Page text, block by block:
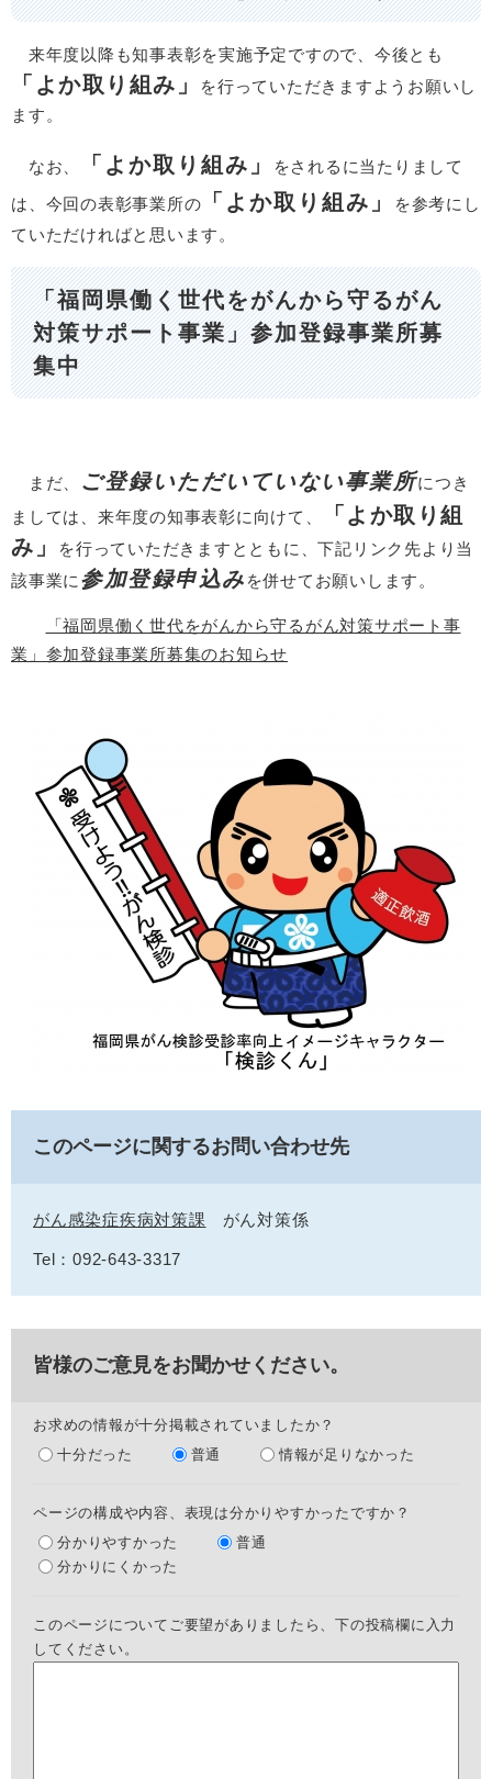
来年度以降も知事表彰を実施予定ですので、今後とも
「よか取り組み」
を行っていただきますようお願いし
ます。
なお、 「よか取り組み」
をされるに当たりまして
は、今回の表彰事業所の
「よか取り組み」
を参考にし
ていただければと思います。
「福岡県働く世代をがんから守るがん
対策サポート事業」参加登録事業所募
集中
まだ、 ご登録いただいていない事業所につき
ましては、来年度の知事表彰に向けて、
「よか取り組
み」
を行っていただきますとともに、下記リンク先より当
該事業に 参加登録申込み を併せてお願いします。
「福岡県働く世代をがんから守るがん対策サポート事
業」参加登録事業所募集のお知らせ
このページに関するお問い合わせ先
がん感染症疾病対策課 がん対策係
Tel：092-643-3317
皆様のご意見をお聞かせください。
お求めの情報が十分掲載されていましたか？
十分だった
普通 情報が足りなかった
ページの構成や内容、表現は分かりやすかったですか？
分かりやすかった
普通
分かりにくかった
このページについてご要望がありましたら、下の投稿欄に入力
してください。